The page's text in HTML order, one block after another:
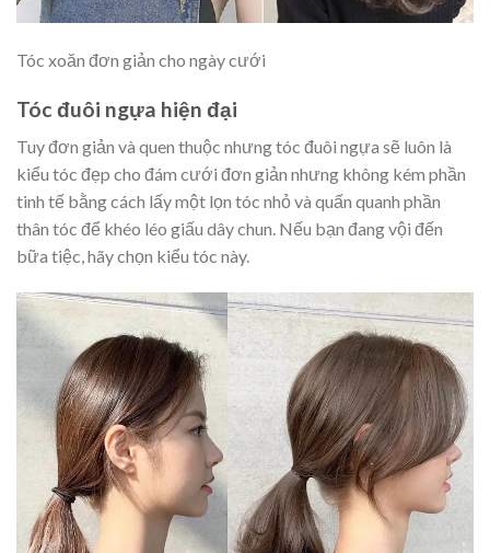
Tóc xoăn đơn giản cho ngày cưới
Tóc đuôi ngựa hiện đại
Tuy đơn giản và quen thuộc nhưng tóc đuôi ngựa sẽ luôn là
kiểu tóc đẹp cho đám cưới đơn giản nhưng không kém phần
tinh tế bằng cách lấy một lọn tóc nhỏ và quấn quanh phần
thân tóc để khéo léo giấu dây chun. Nếu bạn đang vội đến
bữa tiệc, hãy chọn kiểu tóc này.